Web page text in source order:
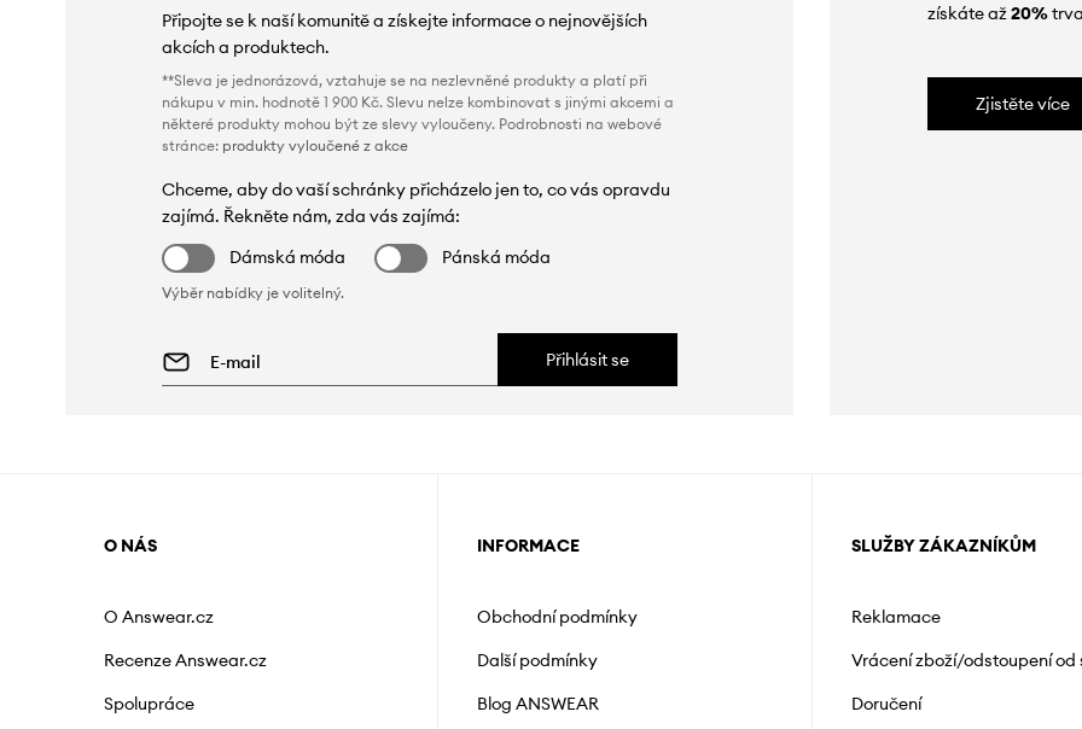
Připojte se k naší komunitě a získejte informace o nejnovějších
akcích a produktech.
**Sleva je jednorázová, vztahuje se na nezlevněné produkty a platí při
nákupu v min. hodnotě 1 900 Kč. Slevu nelze kombinovat s jinými akcemi a
některé produkty mohou být ze slevy vyloučeny. Podrobnosti na webové
stránce: produkty vyloučené z akce
Chceme, aby do vaší schránky přicházelo jen to, co vás opravdu
zajímá. Řekněte nám, zda vás zajímá:
Dámská móda
Pánská móda
Výběr nabídky je volitelný.
Přihlásit se
získáte až20%
Zjistěte více
O NÁS
O Answear.cz
Recenze Answear.cz
Spolupráce
INFORMACE
Obchodní podmínky
Další podmínky
Blog ANSWEAR
SLUŽBY ZÁKAZNÍKŮM
Reklamace
Vrácení zboží/odstoupení od
Doručení